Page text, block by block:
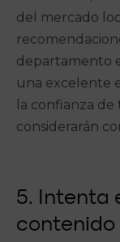
del mercado
departamento
una excelente
la confianza
considerarán
5. Intenta
contenido